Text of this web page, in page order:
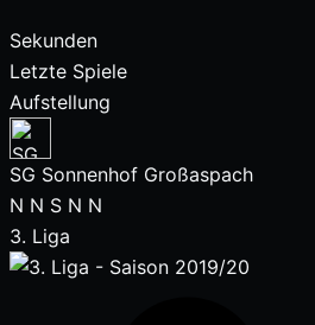
Sekunden
Letzte Spiele
Aufstellung
SG Sonnenhof Großaspach
N N S N N
3. Liga